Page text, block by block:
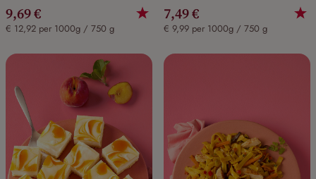
9,69 €
€ 12,92 per 1000g / 750 g
7,49 €
€ 9,99 per 1000g / 750 g